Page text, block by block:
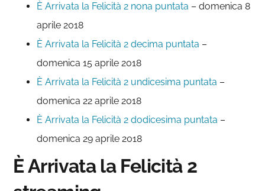
È Arrivata la Felicità 2 nona puntata – domenica 8
aprile 2018
È Arrivata la Felicità 2 decima puntata –
domenica 15 aprile 2018
È Arrivata la Felicità 2 undicesima puntata –
domenica 22 aprile 2018
È Arrivata la Felicità 2 dodicesima puntata –
domenica 29 aprile 2018
È Arrivata la Felicità 2